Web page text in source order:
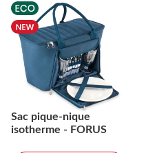
Sac pique-nique
isotherme - FORUS